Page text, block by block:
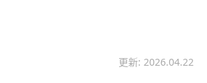
更新: 2026.04.22